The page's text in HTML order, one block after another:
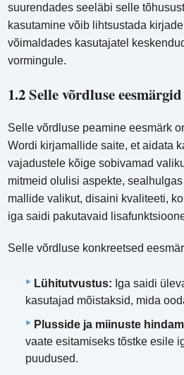
suurendades seeläbi selle
kasutamine võib lihtsustada
võimaldades kasutajatel
vormingule.
1.2 Selle võrdluse eesmärgid
Selle võrdluse peamine eesmärk
Wordi kirjamallide saite, et aidata
vajadustele kõige sobivamad
mitmeid olulisi aspekte,
mallide valikut, disaini kvaliteeti,
iga saidi pakutavaid
Selle võrdluse konkreetsed
Lühitutvustus: Iga saidi
kasutajad mõistaksid, mida
Plusside ja miinuste
vaate esitamiseks tõstke esile
puudused.